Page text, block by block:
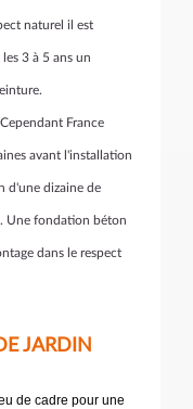
naturel il est
3 à 5 ans un
France
avant l'installation
d'une dizaine de
Une fondation béton
dans le respect
JARDIN
de cadre pour une